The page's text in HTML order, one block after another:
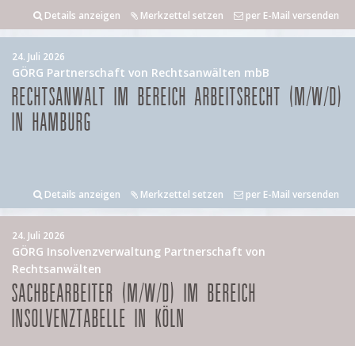
Details anzeigen Merkzettel setzen per E-Mail versenden
24. Juli 2026
GÖRG Partnerschaft von Rechtsanwälten mbB
RECHTSANWALT IM BEREICH ARBEITSRECHT (M/W/D)
IN HAMBURG
Details anzeigen Merkzettel setzen per E-Mail versenden
24. Juli 2026
GÖRG Insolvenzverwaltung Partnerschaft von
Rechtsanwälten
SACHBEARBEITER (M/W/D) IM BEREICH
INSOLVENZTABELLE IN KÖLN